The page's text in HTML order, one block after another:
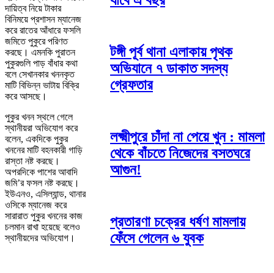
দায়িত্ব নিয়ে টাকার
বিনিময়ে প্রশাসন ম্যানেজ
করে রাতের আঁধারে ফসলি
জমিতে পুকুরে পরিণত
করছে। এমনকি পুরাতন
পুকুরগুলি পাড় বাঁধার কথা
বলে সেখানকার খননকৃত
মাটি বিভিন্ন ভাটায় বিক্রি
করে আসছে।
পুকুর খনন স্থলে গেলে
স্থানীয়রা অভিযোগ করে
বলেন, একদিকে পুকুর
খননের মাটি বহনকারী গাড়ি
রাস্তা নষ্ট করছে।
অপরদিকে পাশের আবাদি
জমি’র ফসল নষ্ট করছে।
ইউএনও, এসিল্যান্ড, থানার
ওসিকে ম্যানেজ করে
সারারাত পুকুর খননের কাজ
চলমান রাখা হয়েছে বলেও
স্থানীয়দের অভিযোগ।
টঙ্গী পূর্ব থানা এলাকায় পৃথক
অভিযানে ৭ ডাকাত সদস্য
গ্রেফতার
লক্ষ্মীপুরে চাঁদা না পেয়ে খুন : মামলা
থেকে বাঁচতে নিজেদের বসতঘরে
আগুন!
প্রতারণা চক্রের ধর্ষণ মামলায়
ফেঁসে গেলেন ৬ যুবক